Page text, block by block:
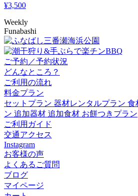
¥3,500
Weekly
Funabashi
ご予約／予約状況
どんなところ？
ご利用の流れ
料金プラン
セットプラン 器材レンタルプラン 食
ン 追加器材 追加食材 お餅つきプラン
ご利用ガイド
交通アクセス
Instagram
お客様の声
よくあるご質問
ブログ
マイページ